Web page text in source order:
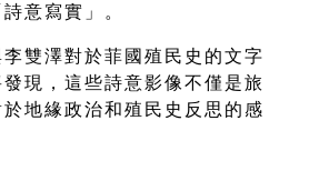
意寫實」。
雙澤對於菲國殖民史的文字
現，這些詩意影像不僅是旅
地緣政治和殖民史反思的感